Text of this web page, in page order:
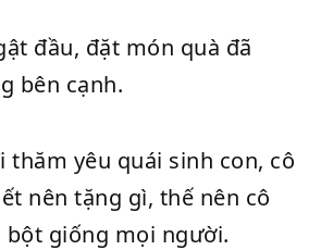
đầu, đặt món quà đã
bên cạnh.
thăm yêu quái sinh con, cô
nên tặng gì, thế nên cô
bột giống mọi người.